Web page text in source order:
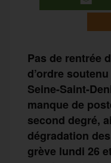
Pas de rentrée
d’ordre
Seine-Saint-
manque de
second degré,
dégradation
grève lundi 26